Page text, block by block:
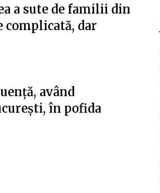
a sute de familii din
complicată, dar
având
în pofida